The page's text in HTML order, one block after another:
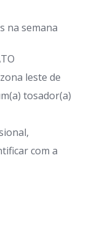
na semana
leste de
tosador(a)
com a